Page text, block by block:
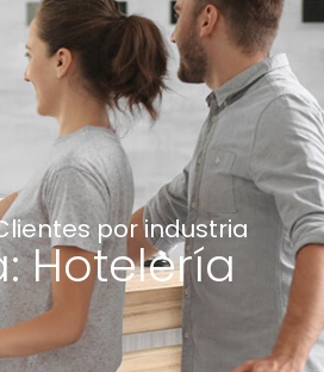
por industria
Hotelería